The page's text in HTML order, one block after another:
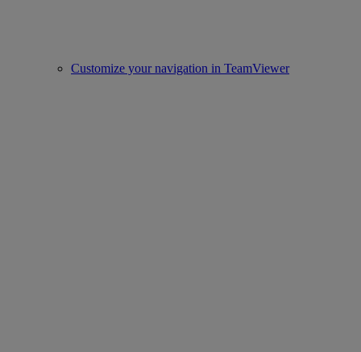
Customize your navigation in TeamViewer